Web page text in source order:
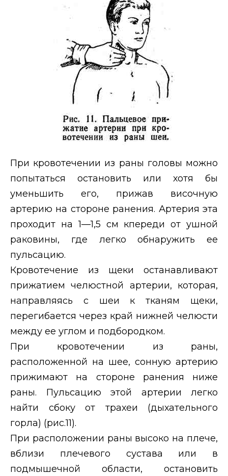
При кровотечении из раны головы можно
попытаться остановить или хотя бы
уменьшить его, прижав височную
артерию на стороне ранения. Артерия эта
проходит на 1—1,5 см кпереди от ушной
раковины, где легко обнаружить ее
пульсацию.
Кровотечение из щеки останавливают
прижатием челюстной артерии, которая,
направляясь с шеи к тканям щеки,
перегибается через край нижней челюсти
между ее углом и подбородком.
При кровотечении из раны,
расположенной на шее, сонную артерию
прижимают на стороне ранения ниже
раны. Пульсацию этой артерии легко
найти сбоку от трахеи (дыхательного
горла) (рис.11).
При расположении раны высоко на плече,
вблизи плечевого сустава или в
подмышечной области, остановить